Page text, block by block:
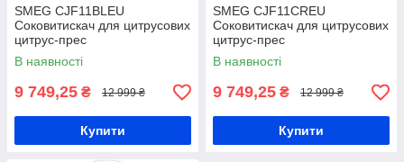
SMEG CJF11BLEU
Соковитискач для цитрусових
цитрус-прес
В наявності
9 749,25 ₴ 12 999 ₴
Купити
SMEG CJF11CREU
Соковитискач для цитрусових
цитрус-прес
В наявності
9 749,25 ₴ 12 999 ₴
Купити